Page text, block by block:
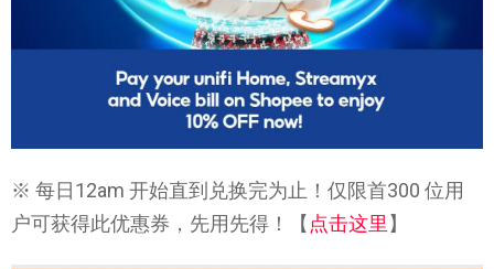
※ 每日12am 开始直到兑换完为止！仅限首300 位用
户可获得此优惠券，先用先得！【点击这里】